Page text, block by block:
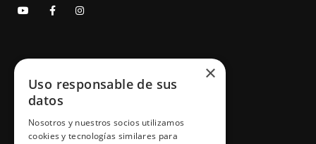
GRUPO ESNECA TV
Inicio
Información Legal
×
Uso responsable de sus
datos
Nosotros y nuestros socios utilizamos
cookies y tecnologías similares para